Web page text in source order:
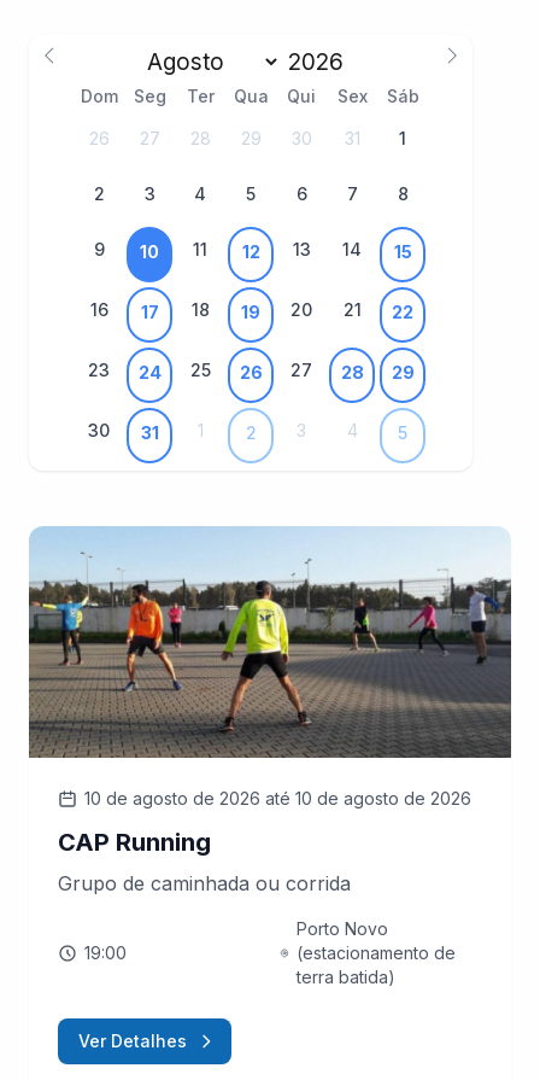
Dom Seg Ter Qua Qui Sex Sáb
26 27 28 29 30 31 1
2 3 4 5 6 7 8
9 10 11 12 13 14 15
16 17 18 19 20 21 22
23 24 25 26 27 28 29
30 31 1 2 3 4 5
10 de agosto de 2026 até 10 de agosto de 2026
CAP Running
Grupo de caminhada ou corrida
19:00
Porto Novo
(estacionamento de
terra batida)
Ver Detalhes